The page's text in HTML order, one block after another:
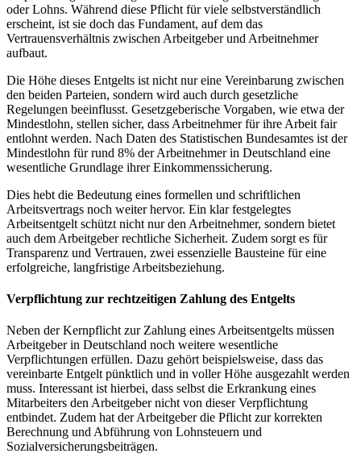
oder Lohns. Während diese Pflicht für viele selbstverständlich
erscheint, ist sie doch das Fundament, auf dem das
Vertrauensverhältnis zwischen Arbeitgeber und Arbeitnehmer
aufbaut.
Die Höhe dieses Entgelts ist nicht nur eine Vereinbarung zwischen
den beiden Parteien, sondern wird auch durch gesetzliche
Regelungen beeinflusst. Gesetzgeberische Vorgaben, wie etwa der
Mindestlohn, stellen sicher, dass Arbeitnehmer für ihre Arbeit fair
entlohnt werden. Nach Daten des Statistischen Bundesamtes ist der
Mindestlohn für rund 8% der Arbeitnehmer in Deutschland eine
wesentliche Grundlage ihrer Einkommenssicherung.
Dies hebt die Bedeutung eines formellen und schriftlichen
Arbeitsvertrags noch weiter hervor. Ein klar festgelegtes
Arbeitsentgelt schützt nicht nur den Arbeitnehmer, sondern bietet
auch dem Arbeitgeber rechtliche Sicherheit. Zudem sorgt es für
Transparenz und Vertrauen, zwei essenzielle Bausteine für eine
erfolgreiche, langfristige Arbeitsbeziehung.
Verpflichtung zur rechtzeitigen Zahlung des Entgelts
Neben der Kernpflicht zur Zahlung eines Arbeitsentgelts müssen
Arbeitgeber in Deutschland noch weitere wesentliche
Verpflichtungen erfüllen. Dazu gehört beispielsweise, dass das
vereinbarte Entgelt pünktlich und in voller Höhe ausgezahlt werden
muss. Interessant ist hierbei, dass selbst die Erkrankung eines
Mitarbeiters den Arbeitgeber nicht von dieser Verpflichtung
entbindet. Zudem hat der Arbeitgeber die Pflicht zur korrekten
Berechnung und Abführung von Lohnsteuern und
Sozialversicherungsbeiträgen.